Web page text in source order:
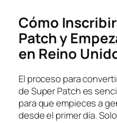
Cómo
Patch y
en Reino
El proceso para
de Super Patch es
para que empieces a
desde el primer día.